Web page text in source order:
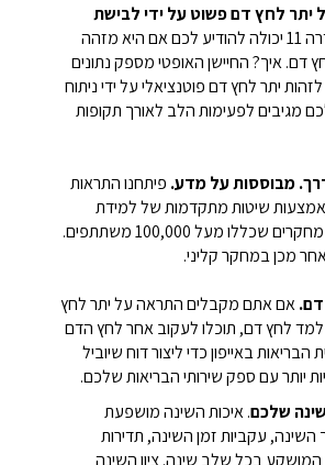
יתר לחץ דם פשוט על ידי לבישת
סדרה 11 יכולה להודיע לכם אם היא מזהה
דם. איך? החיישן האופטי מספק נתונים
יתר לחץ דם פוטנציאלי על ידי ניתוח
מגיבים לפעימות הלב לאורך תקופות
מבוססות על מדע. פיתחנו התראות
שיטות מתקדמות של למידת
מכונה וסדרה של מחקרים שכללו מעל 100,000 משתתפים.
מכן במחקר קליני.
דם.אם אתם מקבלים התראה על יתר לחץ
לחץ דם, תוכלו לעקוב אחר לחץ הדם
באייפון כדי ליצור דוח שיוביל
יותר עם ספק שירותי הבריאות שלכם.
שלכם. איכות השינה מושפעת
עקביות זמן השינה, תדירות
המושקע בכל שלב שינה. ציון השינה